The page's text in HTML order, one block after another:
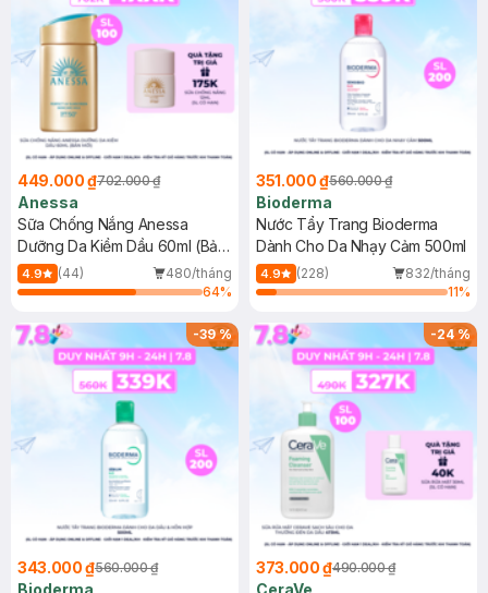
449.000 ₫702.000 ₫
Anessa
Sữa Chống Nắng Anessa
Dưỡng Da Kiềm Dầu 60ml (Bản
Mới)
4.9 (44)
480/tháng
64%
351.000 ₫560.000 ₫
Bioderma
Nước Tẩy Trang Bioderma
Dành Cho Da Nhạy Cảm 500ml
4.9 (228)
832/tháng
11%
-39%
343.000 ₫560.000 ₫
Bioderma
-24%
373.000 ₫490.000 ₫
CeraVe